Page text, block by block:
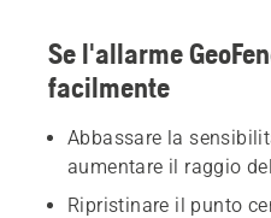
Se l'allarme
facilmente
Abbassare la
aumentare il raggio
Ripristinare il punto